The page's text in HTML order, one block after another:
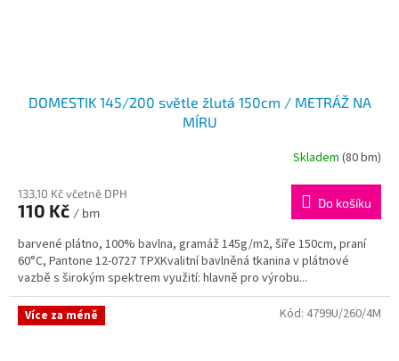
DOMESTIK 145/200 světle žlutá 150cm / METRÁŽ NA
MÍRU
Skladem (80 bm)
133,10 Kč včetně DPH
110 Kč / bm
Do košíku
barvené plátno, 100% bavlna, gramáž 145g/m2, šíře 150cm, praní
60°C, Pantone 12-0727 TPXKvalitní bavlněná tkanina v plátnové
vazbě s širokým spektrem využití: hlavně pro výrobu...
Více za méně Kód: 4799U/260/4M